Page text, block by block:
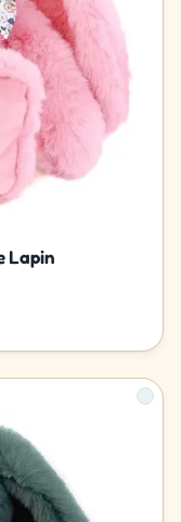
Lapin